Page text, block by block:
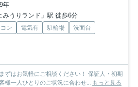
年
みうりランド」駅 徒歩6分
ン 電気有 駐輪場
洗面台
気軽にご相談ください！ 保証人・初期
様一人ひとりのご状況に合わせ... もっと見る